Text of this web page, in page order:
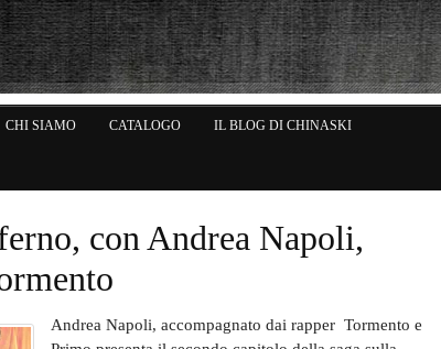
CHI SIAMO CATALOGO IL BLOG DI CHINASKI
con Andrea Napoli,
Andrea Napoli, accompagnato dai rapper Tormento e